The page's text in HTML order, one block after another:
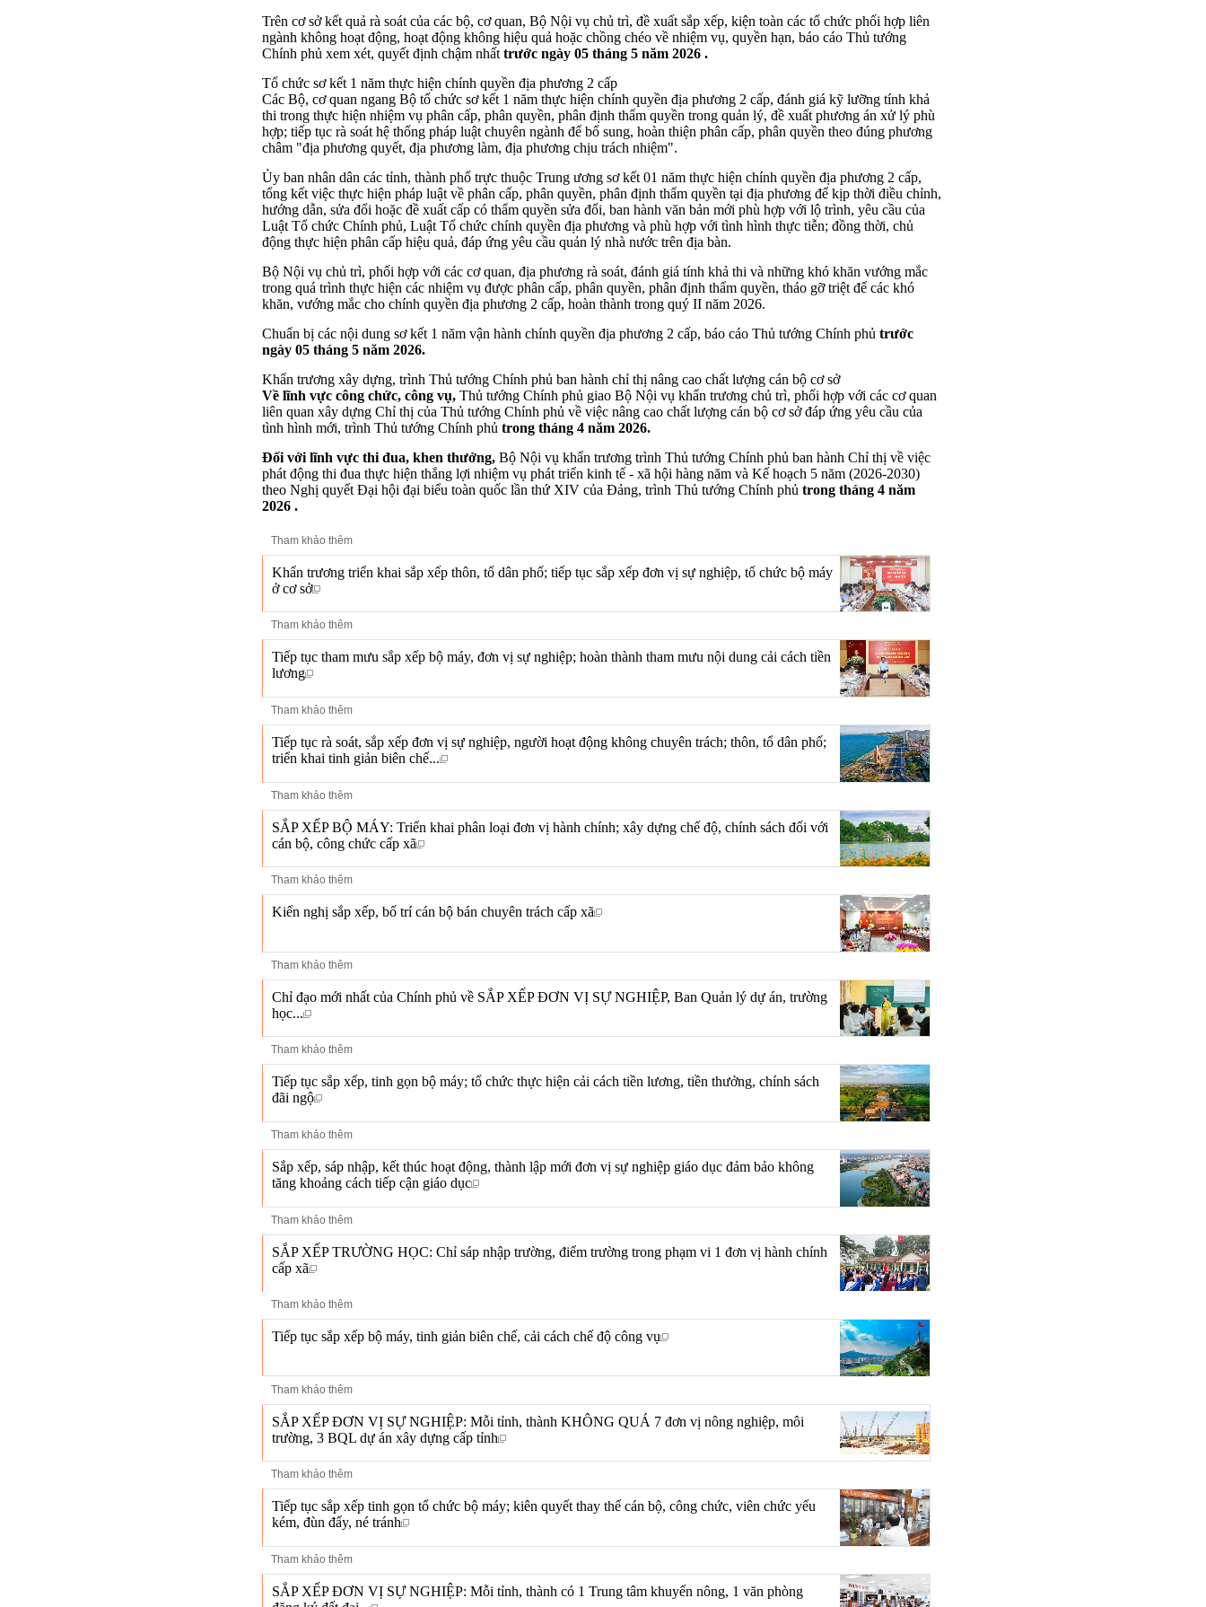
Trên cơ sở kết quả rà soát của các bộ, cơ quan, Bộ Nội vụ chủ trì, đề xuất sắp xếp, kiện toàn các tổ chức phối hợp liên
ngành không hoạt động, hoạt động không hiệu quả hoặc chồng chéo về nhiệm vụ, quyền hạn, báo cáo Thủ tướng
Chính phủ xem xét, quyết định chậm nhất trước ngày 05 tháng 5 năm 2026 .
Tổ chức sơ kết 1 năm thực hiện chính quyền địa phương 2 cấp
Các Bộ, cơ quan ngang Bộ tổ chức sơ kết 1 năm thực hiện chính quyền địa phương 2 cấp, đánh giá kỹ lưỡng tính khả
thi trong thực hiện nhiệm vụ phân cấp, phân quyền, phân định thẩm quyền trong quản lý, đề xuất phương án xử lý phù
hợp; tiếp tục rà soát hệ thống pháp luật chuyên ngành để bổ sung, hoàn thiện phân cấp, phân quyền theo đúng phương
châm "địa phương quyết, địa phương làm, địa phương chịu trách nhiệm".
Ủy ban nhân dân các tỉnh, thành phố trực thuộc Trung ương sơ kết 01 năm thực hiện chính quyền địa phương 2 cấp,
tổng kết việc thực hiện pháp luật về phân cấp, phân quyền, phân định thẩm quyền tại địa phương để kịp thời điều chỉnh,
hướng dẫn, sửa đổi hoặc đề xuất cấp có thẩm quyền sửa đổi, ban hành văn bản mới phù hợp với lộ trình, yêu cầu của
Luật Tổ chức Chính phủ, Luật Tổ chức chính quyền địa phương và phù hợp với tình hình thực tiễn; đồng thời, chủ
động thực hiện phân cấp hiệu quả, đáp ứng yêu cầu quản lý nhà nước trên địa bàn.
Bộ Nội vụ chủ trì, phối hợp với các cơ quan, địa phương rà soát, đánh giá tính khả thi và những khó khăn vướng mắc
trong quá trình thực hiện các nhiệm vụ được phân cấp, phân quyền, phân định thẩm quyền, tháo gỡ triệt để các khó
khăn, vướng mắc cho chính quyền địa phương 2 cấp, hoàn thành trong quý II năm 2026.
Chuẩn bị các nội dung sơ kết 1 năm vận hành chính quyền địa phương 2 cấp, báo cáo Thủ tướng Chính phủ trước
ngày 05 tháng 5 năm 2026.
Khẩn trương xây dựng, trình Thủ tướng Chính phủ ban hành chỉ thị nâng cao chất lượng cán bộ cơ sở
Về lĩnh vực công chức, công vụ, Thủ tướng Chính phủ giao Bộ Nội vụ khẩn trương chủ trì, phối hợp với các cơ quan
liên quan xây dựng Chỉ thị của Thủ tướng Chính phủ về việc nâng cao chất lượng cán bộ cơ sở đáp ứng yêu cầu của
tình hình mới, trình Thủ tướng Chính phủ trong tháng 4 năm 2026.
Đối với lĩnh vực thi đua, khen thưởng, Bộ Nội vụ khẩn trương trình Thủ tướng Chính phủ ban hành Chỉ thị về việc
phát động thi đua thực hiện thắng lợi nhiệm vụ phát triển kinh tế - xã hội hàng năm và Kế hoạch 5 năm (2026-2030)
theo Nghị quyết Đại hội đại biểu toàn quốc lần thứ XIV của Đảng, trình Thủ tướng Chính phủ trong tháng 4 năm
2026 .
Tham khảo thêm
Khẩn trương triển khai sắp xếp thôn, tổ dân phố; tiếp tục sắp xếp đơn vị sự nghiệp, tổ chức bộ máy
ở cơ sở
Tham khảo thêm
Tiếp tục tham mưu sắp xếp bộ máy, đơn vị sự nghiệp; hoàn thành tham mưu nội dung cải cách tiền
lương
Tham khảo thêm
Tiếp tục rà soát, sắp xếp đơn vị sự nghiệp, người hoạt động không chuyên trách; thôn, tổ dân phố;
triển khai tinh giản biên chế...
Tham khảo thêm
SẮP XẾP BỘ MÁY: Triển khai phân loại đơn vị hành chính; xây dựng chế độ, chính sách đối với
cán bộ, công chức cấp xã
Tham khảo thêm
Kiến nghị sắp xếp, bố trí cán bộ bán chuyên trách cấp xã
Tham khảo thêm
Chỉ đạo mới nhất của Chính phủ về SẮP XẾP ĐƠN VỊ SỰ NGHIỆP, Ban Quản lý dự án, trường
học...
Tham khảo thêm
Tiếp tục sắp xếp, tinh gọn bộ máy; tổ chức thực hiện cải cách tiền lương, tiền thưởng, chính sách
đãi ngộ
Tham khảo thêm
Sắp xếp, sáp nhập, kết thúc hoạt động, thành lập mới đơn vị sự nghiệp giáo dục đảm bảo không
tăng khoảng cách tiếp cận giáo dục
Tham khảo thêm
SẮP XẾP TRƯỜNG HỌC: Chỉ sáp nhập trường, điểm trường trong phạm vi 1 đơn vị hành chính
cấp xã
Tham khảo thêm
Tiếp tục sắp xếp bộ máy, tinh giản biên chế, cải cách chế độ công vụ
Tham khảo thêm
SẮP XẾP ĐƠN VỊ SỰ NGHIỆP: Mỗi tỉnh, thành KHÔNG QUÁ 7 đơn vị nông nghiệp, môi
trường, 3 BQL dự án xây dựng cấp tỉnh
Tham khảo thêm
Tiếp tục sắp xếp tinh gọn tổ chức bộ máy; kiên quyết thay thế cán bộ, công chức, viên chức yếu
kém, đùn đẩy, né tránh
Tham khảo thêm
SẮP XẾP ĐƠN VỊ SỰ NGHIỆP: Mỗi tỉnh, thành có 1 Trung tâm khuyến nông, 1 văn phòng